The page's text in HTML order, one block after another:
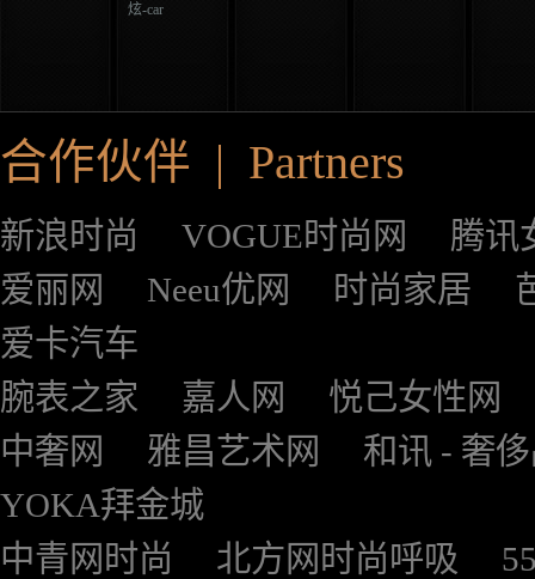
炫-car
合作伙伴 | Partners
新浪时尚 VOGUE时尚网
腾讯
爱丽网
Neeu优网 时尚家居
爱卡汽车
腕表之家
嘉人网
悦己女性网
中奢网
雅昌艺术网
和讯 - 奢
YOKA拜金城
中青网时尚
北方网时尚呼吸